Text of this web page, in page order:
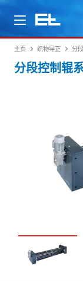
产品
主页 织物导正 分
分段控制辊系